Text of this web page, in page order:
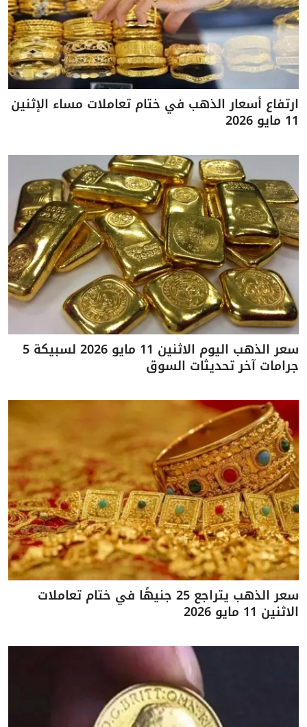
ارتفاع أسعار الذهب في ختام تعاملات مساء الإثنين
11 مايو 2026
سعر الذهب اليوم الاثنين 11 مايو 2026 لسبيكة 5
جرامات آخر تحديثات السوق
سعر الذهب يتراجع 25 جنيهًا في ختام تعاملات
الاثنين 11 مايو 2026